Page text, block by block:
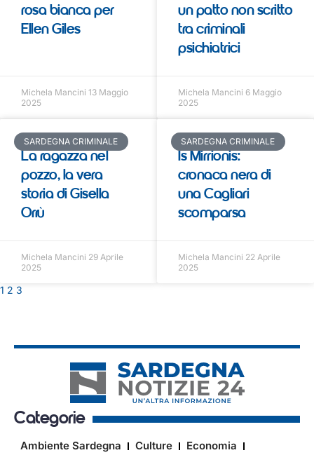
rosa bianca per
Ellen Giles
Michela Mancini 13 Maggio
2025
un patto non scritto
tra criminali
psichiatrici
Michela Mancini 6 Maggio
2025
SARDEGNA CRIMINALE
La ragazza nel
pozzo, la vera
storia di Gisella
Orrù
Michela Mancini 29 Aprile
2025
SARDEGNA CRIMINALE
Is Mirrionis:
cronaca nera di
una Cagliari
scomparsa
Michela Mancini 22 Aprile
2025
1 2 3
Categorie
Ambiente Sardegna Culture
Economia